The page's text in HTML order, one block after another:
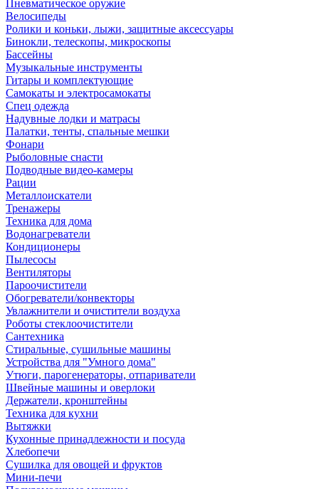
Пневматическое оружие
Велосипеды
Ролики и коньки, лыжи, защитные аксессуары
Бинокли, телескопы, микроскопы
Бассейны
Музыкальные инструменты
Гитары и комплектующие
Самокаты и электросамокаты
Спец одежда
Надувные лодки и матрасы
Палатки, тенты, спальные мешки
Фонари
Рыболовные снасти
Подводные видео-камеры
Рации
Металлоискатели
Тренажеры
Техника для дома
Водонагреватели
Кондиционеры
Пылесосы
Вентиляторы
Пароочистители
Обогреватели/конвекторы
Увлажнители и очистители воздуха
Роботы стеклоочистители
Сантехника
Стиральные, сушильные машины
Устройства для "Умного дома"
Утюги, парогенераторы, отпариватели
Швейные машины и оверлоки
Держатели, кронштейны
Техника для кухни
Вытяжки
Кухонные принадлежности и посуда
Хлебопечи
Сушилка для овощей и фруктов
Мини-печи